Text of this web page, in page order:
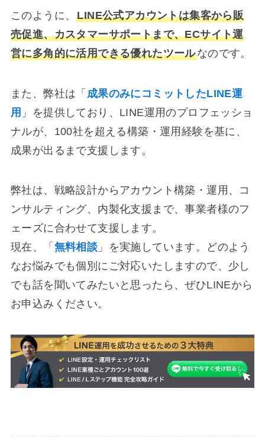
このように、LINE公式アカウントは集客から販
売促進、カスタマーサポートまで、ECサイト運
営に多角的に活用できる優れたツールなのです。
また、弊社は「 成果のみにコミットしたLINE運
用 」を提供しており、LINE運用のプロフェッショ
ナルが、100社を超える構築・運用経験を基に、
成果が出るまで支援します。
弊社は、戦略設計からアカウント構築・運用、コ
ンサルティング、内製化支援まで、事業者様のフ
ェーズに合わせて支援します。
現在、「 無料相談 」を実施しています。どのよう
なお悩みでも個別にご対応いたしますので、少し
でも話を聞いてみたいと思ったら、ぜひLINEから
お申込みください。